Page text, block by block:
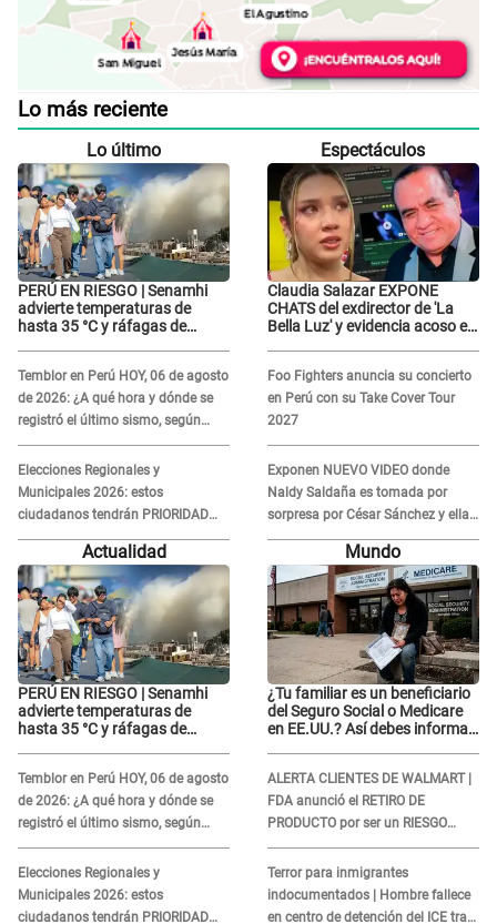
Lo más reciente
Lo último
PERÚ EN RIESGO | Senamhi
advierte temperaturas de
hasta 35 °C y ráfagas de
Temblor en Perú HOY, 06 de agosto
de 2026: ¿A qué hora y dónde se
registró el último sismo, según
IGP?
Elecciones Regionales y
Municipales 2026: estos
ciudadanos tendrán PRIORIDAD
para votar el 4 de octubre
Espectáculos
Claudia Salazar EXPONE
CHATS del exdirector de 'La
Bella Luz' y evidencia acoso e
Foo Fighters anuncia su concierto
en Perú con su Take Cover Tour
2027
Exponen NUEVO VIDEO donde
Naldy Saldaña es tomada por
sorpresa por César Sánchez y ella
evidencia su REACCIÓN: Le agarró
Actualidad
PERÚ EN RIESGO | Senamhi
advierte temperaturas de
hasta 35 °C y ráfagas de
Temblor en Perú HOY, 06 de agosto
de 2026: ¿A qué hora y dónde se
registró el último sismo, según
IGP?
Elecciones Regionales y
Municipales 2026: estos
ciudadanos tendrán PRIORIDAD
Mundo
¿Tu familiar es un beneficiario
del Seguro Social o Medicare
en EE.UU.? Así debes informar
ALERTA CLIENTES DE WALMART |
FDA anunció el RETIRO DE
PRODUCTO por ser un RIESGO
MORTAL para consumidores: ¿Cuál
es?
Terror para inmigrantes
indocumentados | Hombre fallece
en centro de detención del ICE tras